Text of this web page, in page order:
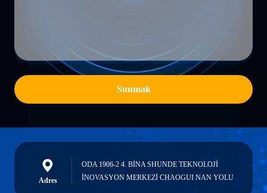
Sunmak
Adres
ODA 1906-2 4. BİNA SHUNDE TEKNOLOJİ
İNOVASYON MERKEZİ CHAOGUI NAN YOLU